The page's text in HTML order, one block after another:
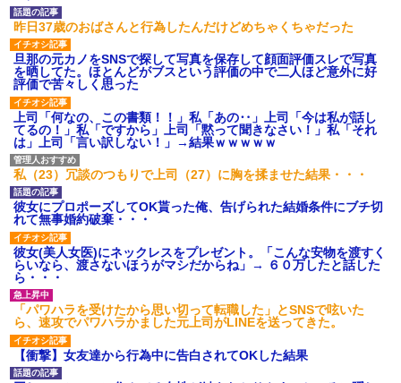
あり)
【ネット騒然】惨殺されたタ
ワマン頂き女子のこの動画、す
げえええええｗｗｗｗｗｗｗｗ
ｗｗｗ
【愕然】白のクラウン俺氏、
高速道路左車線を制限速度で走
った結果wwwwwwwwwwww
百年の恋12-899 食べた量を
張り合ってくる
【悲報】佐藤輝明・・・２軍
でも盛大にやらかす←あまり悲
しませないでくれ
昨日37歳のおばさんと行為したんだけどめちゃくちゃだった
旦那の元カノをSNSで探して写真を保存して顔面評価スレで写真
を晒してた。ほとんどがブスという評価の中で二人ほど意外に好
評価で苦々しく思った
上司「何なの、この書類！！」私「あの‥」上司「今は私が話し
てるの！」私「ですから」上司「黙って聞きなさい！」私「それ
は」上司「言い訳しない！」→結果ｗｗｗｗｗ
私（23）冗談のつもりで上司（27）に胸を揉ませた結果・・・
彼女にプロポーズしてOK貰った俺、告げられた結婚条件にブチ切
れて無事婚約破棄・・・
彼女(美人女医)にネックレスをプレゼント。「こんな安物を渡すく
らいなら、渡さないほうがマシだからね」→ ６０万したと話した
ら・・・
「パワハラを受けたから思い切って転職した」とSNSで呟いた
ら、速攻でパワハラかました元上司がLINEを送ってきた。
【衝撃】女友達から行為中に告白されてOKした結果